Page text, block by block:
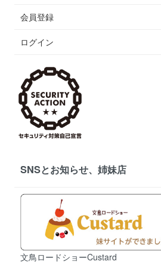
会員登録
ログイン
SNSとお知らせ、姉妹店
文鳥ロードショーCustard